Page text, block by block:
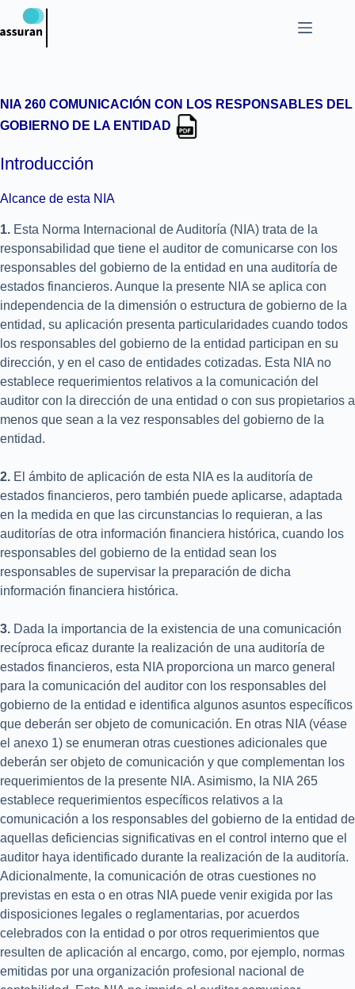
NIA 260 COMUNICACIÓN CON LOS RESPONSABLES DEL
GOBIERNO DE LA ENTIDAD
Introducción
Alcance de esta NIA
1. Esta Norma Internacional de Auditoría (NIA) trata de la
responsabilidad que tiene el auditor de comunicarse con los
responsables del gobierno de la entidad en una auditoría de
estados financieros. Aunque la presente NIA se aplica con
independencia de la dimensión o estructura de gobierno de la
entidad, su aplicación presenta particularidades cuando todos
los responsables del gobierno de la entidad participan en su
dirección, y en el caso de entidades cotizadas. Esta NIA no
establece requerimientos relativos a la comunicación del
auditor con la dirección de una entidad o con sus propietarios a
menos que sean a la vez responsables del gobierno de la
entidad.
2. El ámbito de aplicación de esta NIA es la auditoría de
estados financieros, pero también puede aplicarse, adaptada
en la medida en que las circunstancias lo requieran, a las
auditorías de otra información financiera histórica, cuando los
responsables del gobierno de la entidad sean los
responsables de supervisar la preparación de dicha
información financiera histórica.
3. Dada la importancia de la existencia de una comunicación
recíproca eficaz durante la realización de una auditoría de
estados financieros, esta NIA proporciona un marco general
para la comunicación del auditor con los responsables del
gobierno de la entidad e identifica algunos asuntos específicos
que deberán ser objeto de comunicación. En otras NIA (véase
el anexo 1) se enumeran otras cuestiones adicionales que
deberán ser objeto de comunicación y que complementan los
requerimientos de la presente NIA. Asimismo, la NIA 265
establece requerimientos específicos relativos a la
comunicación a los responsables del gobierno de la entidad de
aquellas deficiencias significativas en el control interno que el
auditor haya identificado durante la realización de la auditoría.
Adicionalmente, la comunicación de otras cuestiones no
previstas en esta o en otras NIA puede venir exigida por las
disposiciones legales o reglamentarias, por acuerdos
celebrados con la entidad o por otros requerimientos que
resulten de aplicación al encargo, como, por ejemplo, normas
emitidas por una organización profesional nacional de